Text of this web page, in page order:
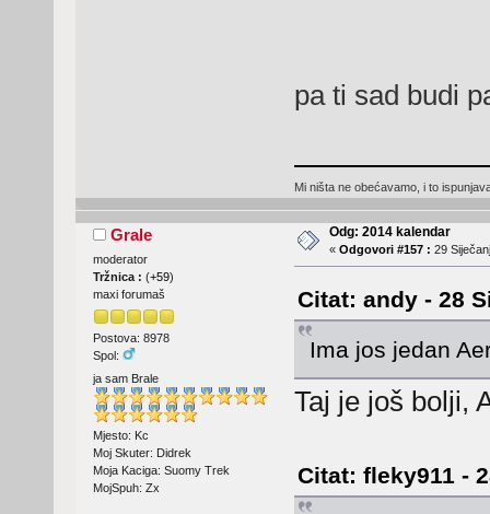
pa ti sad budi
Mi ništa ne obećavamo, i to
Grale
moderator
Tržnica : (+59)
maxi forumaš
Postova: 8978
Spol:
ja sam Brale
Mjesto: Kc
Moj Skuter: Didrek
Moja Kaciga: Suomy Trek
MojSpuh: Zx
Odg: 2014 kalendar
« Odgovori #157 : 29
Citat: andy - 28
Ima jos jedan
Taj je još bolji,
Citat: fleky911 -